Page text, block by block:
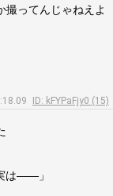
ってんじゃねえよ
ID: kFYPaFjy0 (15)
は――」